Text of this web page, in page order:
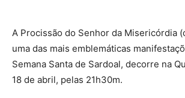
A Procissão do Senhor da Misericórdia
uma das mais emblemáticas
Semana Santa de Sardoal, decorre na
18 de abril, pelas 21h30m.